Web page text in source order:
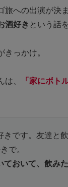
旅への出演が決
酒好き という話
きっかけ。
は、 「家にボト
きです。友達と
で。
ておいて、飲み